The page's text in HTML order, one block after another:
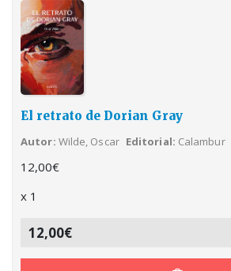
El retrato de Dorian Gray
Autor Wilde, Oscar Editorial Calambur
12,00€
x 1
12,00€